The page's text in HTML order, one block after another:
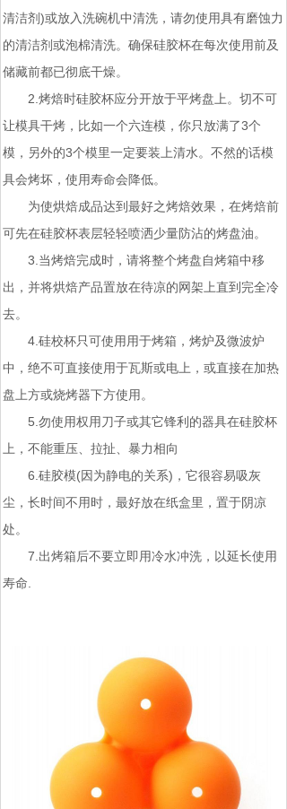
清洁剂)或放入洗碗机中清洗，请勿使用具有磨蚀力
的清洁剂或泡棉清洗。确保硅胶杯在每次使用前及
储藏前都已彻底干燥。
2.烤焙时硅胶杯应分开放于平烤盘上。切不可
让模具干烤，比如一个六连模，你只放满了3个
模，另外的3个模里一定要装上清水。不然的话模
具会烤坏，使用寿命会降低。
为使烘焙成品达到最好之烤焙效果，在烤焙前
可先在硅胶杯表层轻轻喷洒少量防沾的烤盘油。
3.当烤焙完成时，请将整个烤盘自烤箱中移
出，并将烘焙产品置放在待凉的网架上直到完全冷
去。
4.硅校杯只可使用用于烤箱，烤炉及微波炉
中，绝不可直接使用于瓦斯或电上，或直接在加热
盘上方或烧烤器下方使用。
5.勿使用权用刀子或其它锋利的器具在硅胶杯
上，不能重压、拉扯、暴力相向
6.硅胶模(因为静电的关系)，它很容易吸灰
尘，长时间不用时，最好放在纸盒里，置于阴凉
处。
7.出烤箱后不要立即用冷水冲洗，以延长使用
寿命.